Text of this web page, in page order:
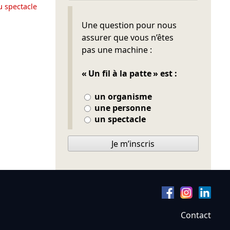
spectacle
Une question pour nous
assurer que vous n’êtes
pas une machine :
« Un fil à la patte » est :
un organisme
une personne
un spectacle
Ne pas remplir
Je m’inscris
Contact